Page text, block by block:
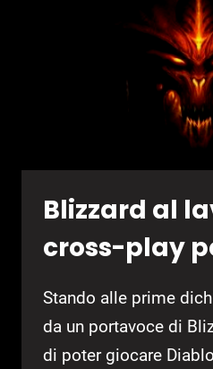
NINTENDO
SWITCH
Blizzard al
cross-play
Stando alle prime
da un portavoce di
di poter giocare